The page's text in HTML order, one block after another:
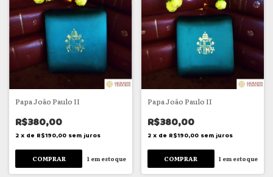
Papa João Paulo II
R$380,00
2 x de R$190,00 sem juros
1em estoque
Papa João Paulo II
R$380,00
2 x de R$190,00 sem juros
1 em estoque